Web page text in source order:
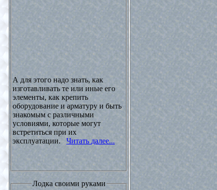
А для этого надо знать, как
изготавливать те или иные его
элементы, как крепить
оборудование и арматуру и быть
знакомым с различными
условиями, которые могут
встретиться при их
эксплуатации.
Читать далее...
Лодка своими руками